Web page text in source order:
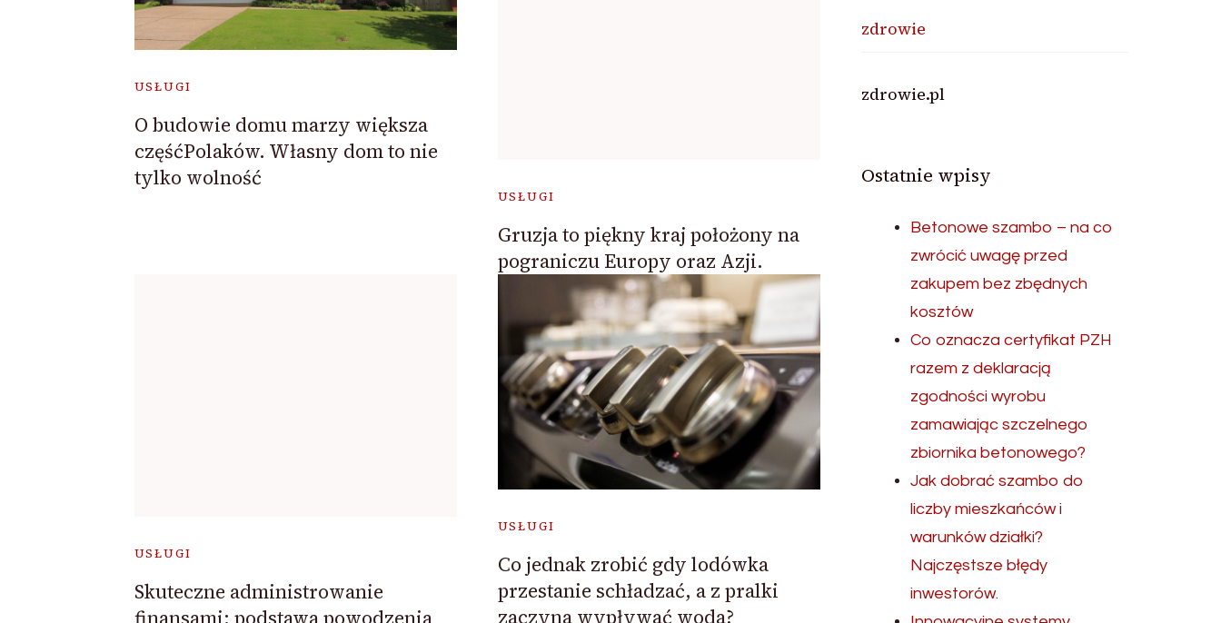
USŁUGI
O budowie domu marzy większa
częśćPolaków. Własny dom to nie
tylko wolność
USŁUGI
Gruzja to piękny kraj położony na
pograniczu Europy oraz Azji.
USŁUGI
Skuteczne administrowanie
finansami: podstawa powodzenia
USŁUGI
Co jednak zrobić gdy lodówka
przestanie schładzać, a z pralki
zaczyna wypływać woda?
zdrowie
zdrowie.pl
Ostatnie wpisy
Betonowe szambo – na co
zwrócić uwagę przed
zakupem bez zbędnych
kosztów
Co oznacza certyfikat PZH
razem z deklaracją
zgodności wyrobu
zamawiając szczelnego
zbiornika betonowego?
Jak dobrać szambo do
liczby mieszkańców i
warunków działki?
Najczęstsze błędy
inwestorów.